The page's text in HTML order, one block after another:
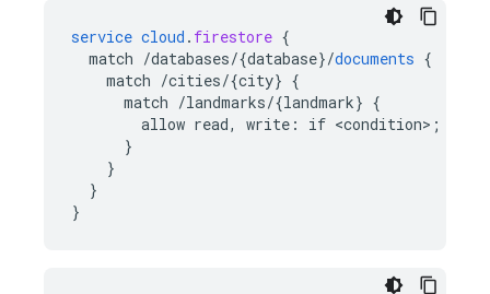
service cloud . firestore {
match /databases/{database}/documents {
match /cities/{city} {
match /landmarks/{landmark} {
allow read, write : if <condition> ;
}
}
}
}